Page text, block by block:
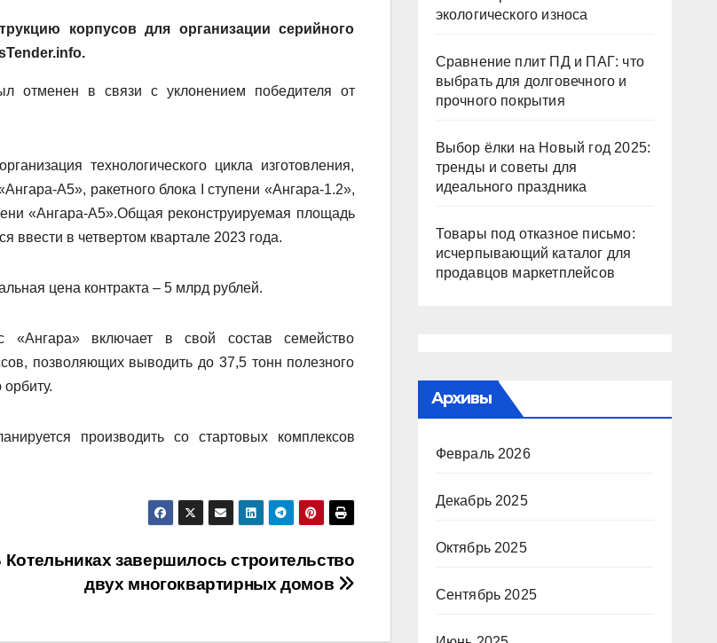
корпусов для организации серийного
отменен в связи с уклонением победителя от
технологического цикла изготовления,
А5», ракетного блока I ступени «Ангара-1.2»,
«Ангара-А5».Общая реконструируемая площадь
ввести в четвертом квартале 2023 года.
цена контракта – 5 млрд рублей.
«Ангара» включает в свой состав семейство
позволяющих выводить до 37,5 тонн полезного
производить со стартовых комплексов
Котельниках завершилось строительство
двух многоквартирных домов
экологического износа
Сравнение плит ПД и ПАГ: что
выбрать для долговечного и
прочного покрытия
Выбор ёлки на Новый год 2025:
тренды и советы для
идеального праздника
Товары под отказное письмо:
исчерпывающий каталог для
продавцов маркетплейсов
Архивы
Февраль 2026
Декабрь 2025
Октябрь 2025
Сентябрь 2025